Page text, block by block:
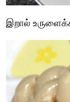
இறால்